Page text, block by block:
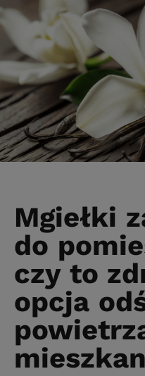
Mgiełki
do
czy to
opcja